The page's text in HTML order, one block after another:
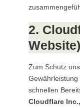
2.
Website)
Zum Schutz
schnellen
Cloudflare